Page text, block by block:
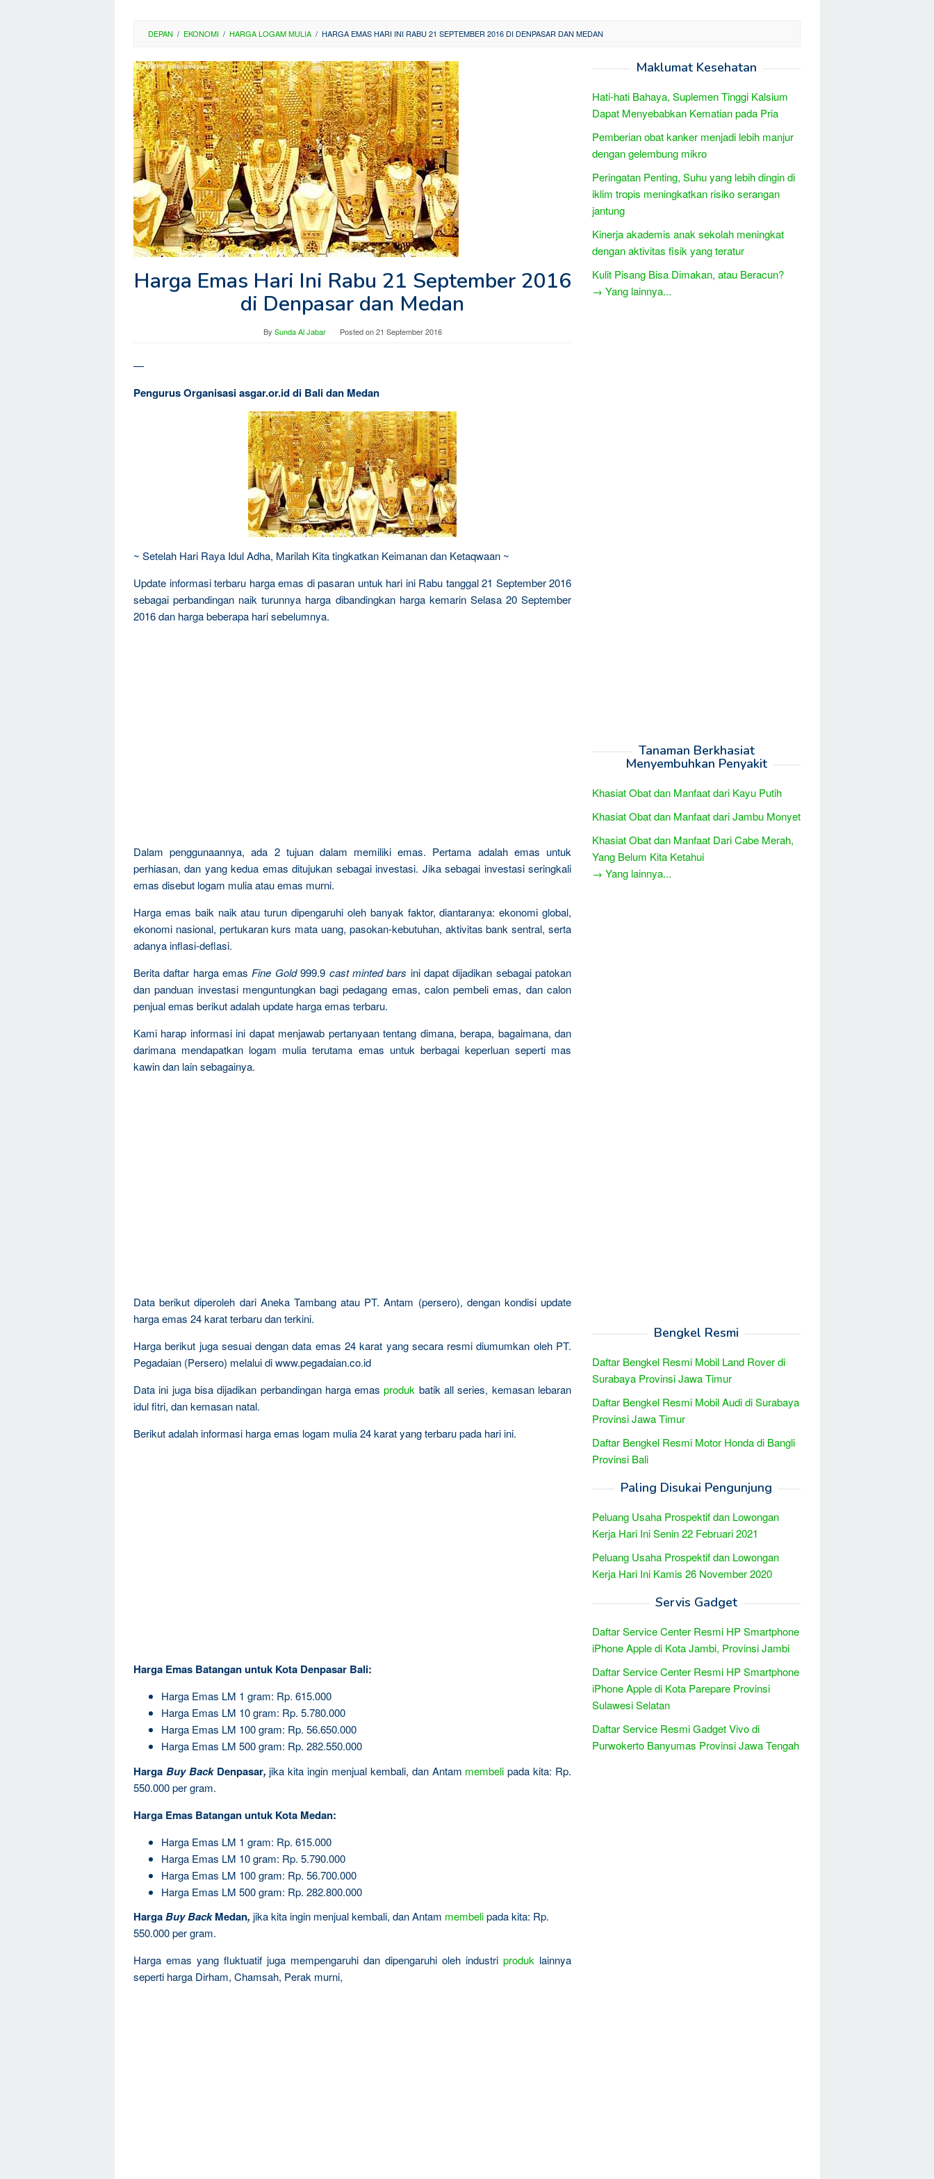
DEPAN / EKONOMI / HARGA LOGAM MULIA / HARGA EMAS HARI INI RABU 21 SEPTEMBER 2016 DI DENPASAR DAN MEDAN
Harga Emas Hari Ini Rabu 21 September 2016
di Denpasar dan Medan
By Sunda Al Jabar Posted on21 September 2016
—
Pengurus Organisasi asgar.or.id di Bali dan Medan
~ Setelah Hari Raya Idul Adha, Marilah Kita tingkatkan Keimanan dan Ketaqwaan ~
Update informasi terbaru harga emas di pasaran untuk hari ini Rabu tanggal 21 September 2016
sebagai perbandingan naik turunnya harga dibandingkan harga kemarin Selasa 20 September
2016 dan harga beberapa hari sebelumnya.
Dalam penggunaannya, ada 2 tujuan dalam memiliki emas. Pertama adalah emas untuk
perhiasan, dan yang kedua emas ditujukan sebagai investasi. Jika sebagai investasi seringkali
emas disebut logam mulia atau emas murni.
Harga emas baik naik atau turun dipengaruhi oleh banyak faktor, diantaranya: ekonomi global,
ekonomi nasional, pertukaran kurs mata uang, pasokan-kebutuhan, aktivitas bank sentral, serta
adanya inflasi-deflasi.
Berita daftar harga emas Fine Gold999.9 cast minted bars ini dapat dijadikan sebagai patokan
dan panduan investasi menguntungkan bagi pedagang emas, calon pembeli emas, dan calon
penjual emas berikut adalah update harga emas terbaru.
Kami harap informasi ini dapat menjawab pertanyaan tentang dimana, berapa, bagaimana, dan
darimana mendapatkan logam mulia terutama emas untuk berbagai keperluan seperti mas
kawin dan lain sebagainya.
Data berikut diperoleh dari Aneka Tambang atau PT. Antam (persero), dengan kondisi update
harga emas 24 karat terbaru dan terkini.
Harga berikut juga sesuai dengan data emas 24 karat yang secara resmi diumumkan oleh PT.
Pegadaian (Persero) melalui di www.pegadaian.co.id
Data ini juga bisa dijadikan perbandingan harga emasproduk batik all series, kemasan lebaran
idul fitri, dan kemasan natal.
Berikut adalah informasi harga emas logam mulia 24 karat yang terbaru pada hari ini.
Harga Emas Batangan untuk Kota Denpasar Bali:
Harga Emas LM 1 gram: Rp. 615.000
Harga Emas LM 10 gram: Rp. 5.780.000
Harga Emas LM 100 gram: Rp. 56.650.000
Harga Emas LM 500 gram: Rp. 282.550.000
Harga Buy Back Denpasar, jika kita ingin menjual kembali, dan Antam membeli pada kita: Rp.
550.000 per gram.
Harga Emas Batangan untuk Kota Medan:
Harga Emas LM 1 gram: Rp. 615.000
Harga Emas LM 10 gram: Rp. 5.790.000
Harga Emas LM 100 gram: Rp. 56.700.000
Harga Emas LM 500 gram: Rp. 282.800.000
HargaBuy BackMedan, jika kita ingin menjual kembali, dan Antam membelipada kita: Rp.
550.000 per gram.
Harga emas yang fluktuatif juga mempengaruhi dan dipengaruhi oleh industri produk lainnya
seperti harga Dirham, Chamsah, Perak murni,
Maklumat Kesehatan
Hati-hati Bahaya, Suplemen Tinggi Kalsium
Dapat Menyebabkan Kematian pada Pria
Pemberian obat kanker menjadi lebih manjur
dengan gelembung mikro
Peringatan Penting, Suhu yang lebih dingin di
iklim tropis meningkatkan risiko serangan
jantung
Kinerja akademis anak sekolah meningkat
dengan aktivitas fisik yang teratur
Kulit Pisang Bisa Dimakan, atau Beracun?
→ Yang lainnya...
Tanaman Berkhasiat
Menyembuhkan Penyakit
Khasiat Obat dan Manfaat dari Kayu Putih
Khasiat Obat dan Manfaat dari Jambu Monyet
Khasiat Obat dan Manfaat Dari Cabe Merah,
Yang Belum Kita Ketahui
→ Yang lainnya...
Bengkel Resmi
Daftar Bengkel Resmi Mobil Land Rover di
Surabaya Provinsi Jawa Timur
Daftar Bengkel Resmi Mobil Audi di Surabaya
Provinsi Jawa Timur
Daftar Bengkel Resmi Motor Honda di Bangli
Provinsi Bali
Paling Disukai Pengunjung
Peluang Usaha Prospektif dan Lowongan
Kerja Hari Ini Senin 22 Februari 2021
Peluang Usaha Prospektif dan Lowongan
Kerja Hari Ini Kamis 26 November 2020
Servis Gadget
Daftar Service Center Resmi HP Smartphone
iPhone Apple di Kota Jambi, Provinsi Jambi
Daftar Service Center Resmi HP Smartphone
iPhone Apple di Kota Parepare Provinsi
Sulawesi Selatan
Daftar Service Resmi Gadget Vivo di
Purwokerto Banyumas Provinsi Jawa Tengah